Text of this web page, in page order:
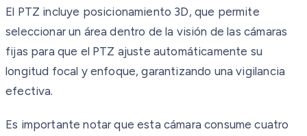
El PTZ incluye posicionamiento 3D, que permite
seleccionar un área dentro de la visión de las cámaras
fijas para que el PTZ ajuste automáticamente su
longitud focal y enfoque, garantizando una vigilancia
efectiva.
Es importante notar que esta cámara consume cuatro